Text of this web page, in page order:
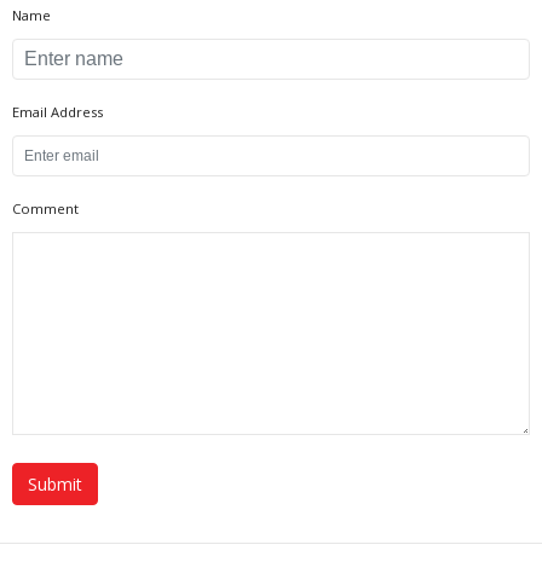
Name
Email Address
Comment